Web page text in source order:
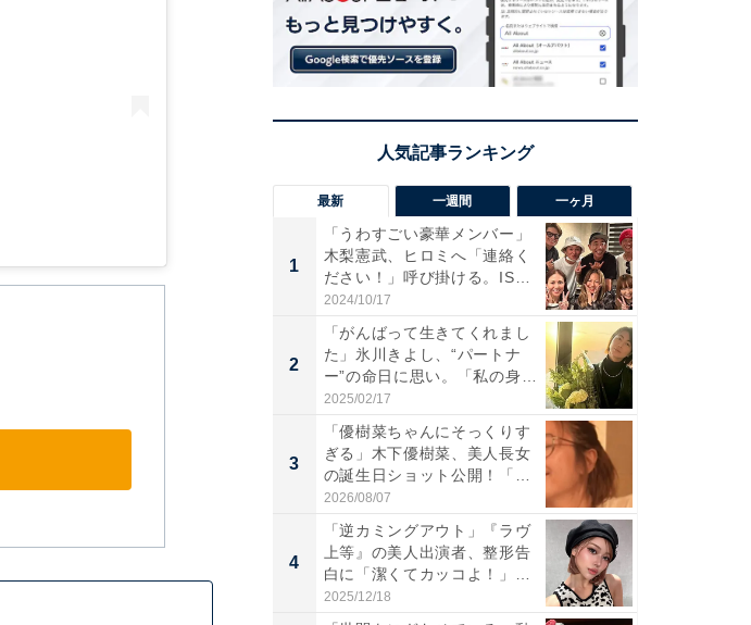
最新 一週間 一ヶ月
1
「うわすごい豪華メンバー」
木梨憲武、ヒロミへ「連絡く
ださい！」呼び掛ける。IS
S...
2024/10/17
2
「がんばって生きてくれまし
た」氷川きよし、“パートナ
ー”の命日に思い。「私の身
体...
2025/02/17
3
「優樹菜ちゃんにそっくりす
ぎる」木下優樹菜、美人長女
の誕生日ショット公開！「1
4...
2026/08/07
4
「逆カミングアウト」『ラヴ
上等』の美人出演者、整形告
白に「潔くてカッコよ！」
「好...
2025/12/18